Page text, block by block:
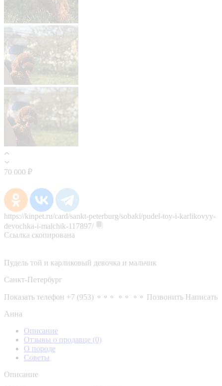
70 000 ₽
https://kinpet.ru/card/sankt-peterburg/sobaki/pudel-toy-i-karlikovyy-
devochka-i-malchik-117897/
Ссылка скопирована
Пудель той и карликовый девочка и мальчик
Санкт-Петербург
Показать телефон +7 (953) ⚬⚬⚬ ⚬⚬ ⚬⚬ Позвонить Написать
Анна
Описание
Отзывы о продавце (0)
О породе
Советы
Описание